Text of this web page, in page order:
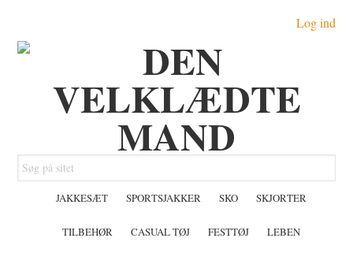
indhold
Log ind
Søg
på
JAKKESÆT SPORTSJAKKER SKO SKJORTER
TILBEHØR CASUAL TØJ FESTTØJ LEBEN